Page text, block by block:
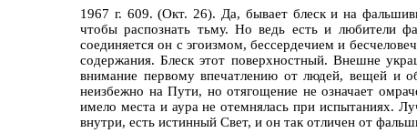
1967 г. 609. (Окт. 26). Да, бывает блеск и на
чтобы распознать тьму. Но ведь есть и любители
соединяется он с эгоизмом, бессердечием и
содержания. Блеск этот поверхностный. Внешне
внимание первому впечатлению от людей, вещей и
неизбежно на Пути, но отягощение не означает
имело места и аура не отемнялась при испытаниях.
внутри, есть истинный Свет, и он так отличен от